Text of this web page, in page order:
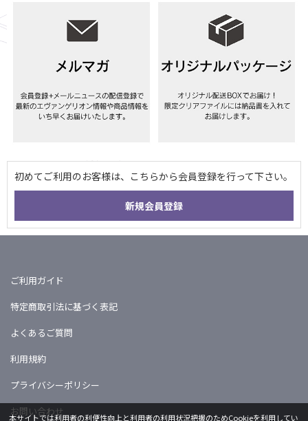
ご利用ガイド
特定商取引法に基づく表記
よくあるご質問
利用規約
プライバシーポリシー
お問い合わせ
本サイトでは利用者の利便性向上と利用者の利用状況把握のためCookieを利用してい